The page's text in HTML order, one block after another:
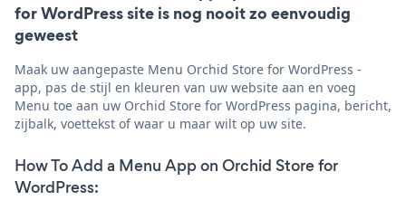
for WordPress site is nog nooit zo eenvoudig
geweest
Maak uw aangepaste Menu Orchid Store for WordPress -
app, pas de stijl en kleuren van uw website aan en voeg
Menu toe aan uw Orchid Store for WordPress pagina, bericht,
zijbalk, voettekst of waar u maar wilt op uw site.
How To Add a Menu App on Orchid Store for
WordPress: